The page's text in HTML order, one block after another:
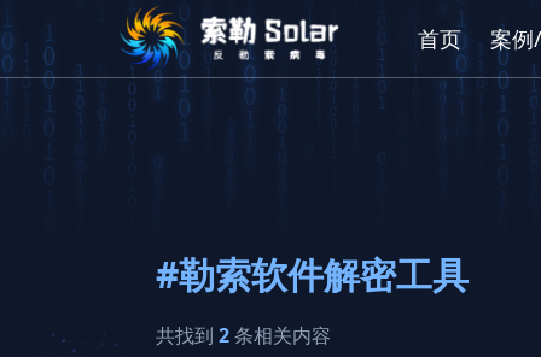
首页 案例
#勒索软件解密工具
共找到 2条相关内容